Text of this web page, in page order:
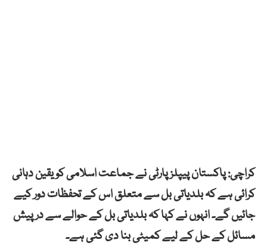
کراچی: پاکستان پیپلزپارٹی نے جماعت اسلامی کو یقین دہانی
کرائی ہے کہ بلدیاتی بل سے متعلق اس کے تحفظات دور کیے
جائیں گے۔ انہوں نے کہا کہ بلدیاتی بل کے حوالے سے درپیش
مسائل کے حل کے لیے کمیٹی بنا دی گئی ہے۔